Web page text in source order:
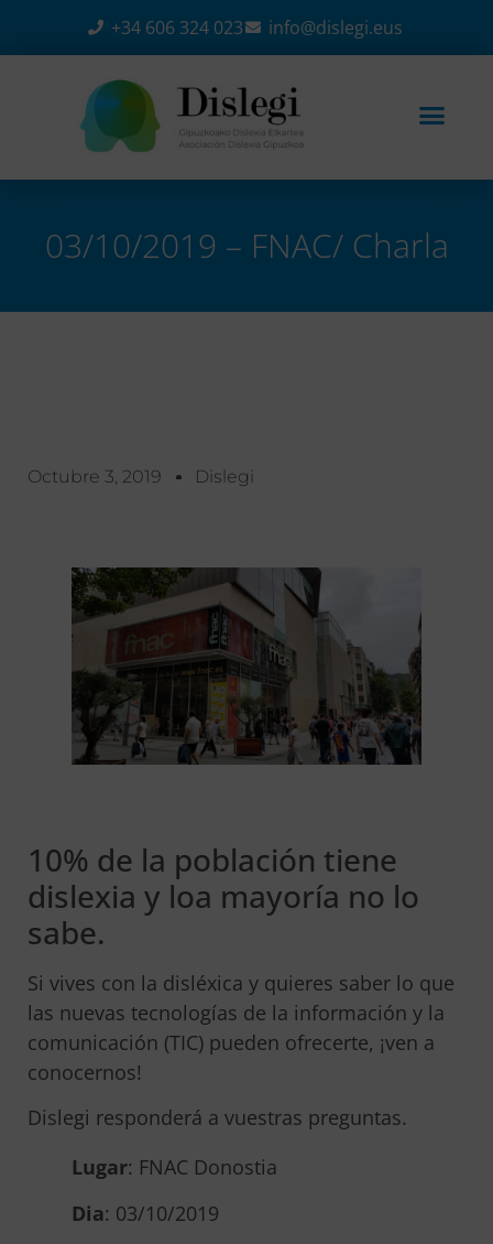
+34 606 324 023 info@dislegi.eus
03/10/2019 – FNAC/ Charla
Octubre 3, 2019 Dislegi
10% de la población tiene
dislexia y loa mayoría no lo
sabe.
Si vives con la disléxica y quieres saber lo que
las nuevas tecnologías de la información y la
comunicación (TIC) pueden ofrecerte, ¡ven a
conocernos!
Dislegi responderá a vuestras preguntas.
Lugar: FNAC Donostia
Dia: 03/10/2019